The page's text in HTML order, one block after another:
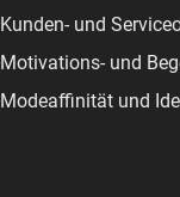
Kunden- und
Motivations- und
Modeaffinität und